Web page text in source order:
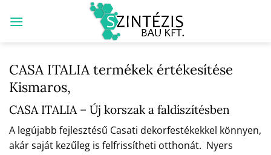
CASA ITALIA termékek értékesítése
Kismaros,
CASA ITALIA – Új korszak a faldíszítésben
A legújabb fejlesztésű Casati dekorfestékekkel könnyen,
akár saját kezűleg is felfrissítheti otthonát. Nyers